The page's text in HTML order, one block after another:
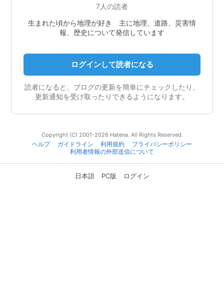
7人の読者
生まれた頃から地理が好き 主に地理、道路、災害情
報、歴史について発信しています
ログインして読者になる
読者になると、ブログの更新を簡単にチェックしたり、
更新通知を受け取ったりできるようになります。
Copyright (C) 2001-2026 Hatena. All Rights Reserved.
ヘルプ
ガイドライン 利用規約
プライバシーポリシー
利用者情報の外部送信について
日本語 PC版 ログイン